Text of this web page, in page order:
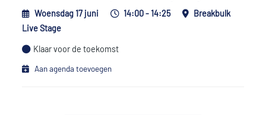
Woensdag 17 juni 14:00 - 14:25
Breakbulk
Live Stage
Klaar voor de toekomst
Aan agenda toevoegen